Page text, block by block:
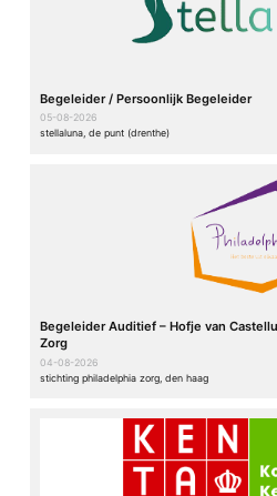
Begeleider / Persoonlijk Begeleider
05-08-2026
stellaluna, de punt (drenthe)
Begeleider Auditief – Hofje van
Zorg
04-08-2026
stichting philadelphia zorg, den haag